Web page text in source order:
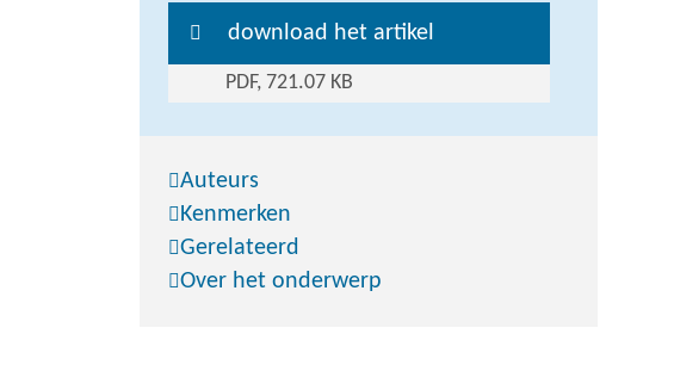
PDF, 721.07 KB
download het artikel
Auteurs
Kenmerken
Gerelateerd
Over het onderwerp